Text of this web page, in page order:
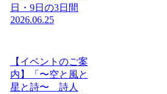
日・9日の3日間
2026.06.25
【イベントのご案
内】「〜空と風と
星と詩〜 詩人